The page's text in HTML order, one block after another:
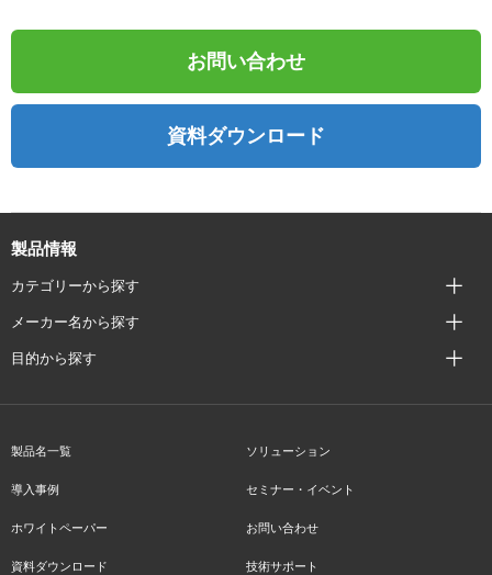
お問い合わせ
資料ダウンロード
製品情報
カテゴリーから探す
メーカー名から探す
目的から探す
製品名一覧 ソリューション
導入事例 セミナー・イベント
ホワイトペーパー お問い合わせ
資料ダウンロード 技術サポート